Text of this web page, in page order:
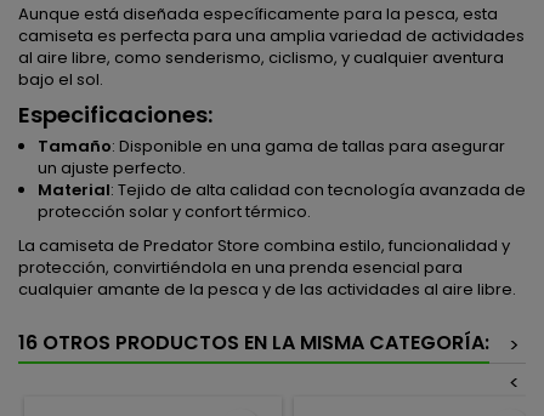
Aunque está diseñada específicamente para la pesca, esta
camiseta es perfecta para una amplia variedad de actividades
al aire libre, como senderismo, ciclismo, y cualquier aventura
bajo el sol.
Especificaciones:
Tamaño: Disponible en una gama de tallas para asegurar
un ajuste perfecto.
Material: Tejido de alta calidad con tecnología avanzada de
protección solar y confort térmico.
La camiseta de Predator Store combina estilo, funcionalidad y
protección, convirtiéndola en una prenda esencial para
cualquier amante de la pesca y de las actividades al aire libre.
16 OTROS PRODUCTOS EN LA MISMA CATEGORÍA:
>
<